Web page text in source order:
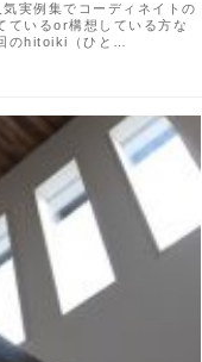
実例集でコーディネイトの
ているor構想している方な
のhitoiki（ひと…